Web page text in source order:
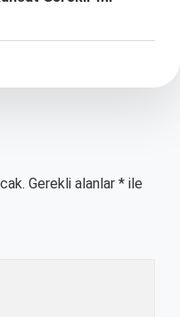
Gerekli alanlar * ile